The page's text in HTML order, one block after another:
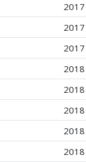
2017
2017
2017
2018
2018
2018
2018
2018